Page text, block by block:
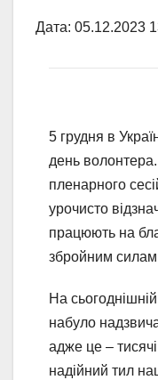
Дата: 05.12.2023
5 грудня в
день волонтера.
пленарного
урочисто
працюють на
збройним силам
На
набуло
адже це –
надійний тил